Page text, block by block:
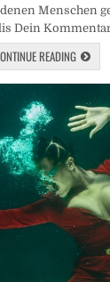
Menschen
Dein
READING